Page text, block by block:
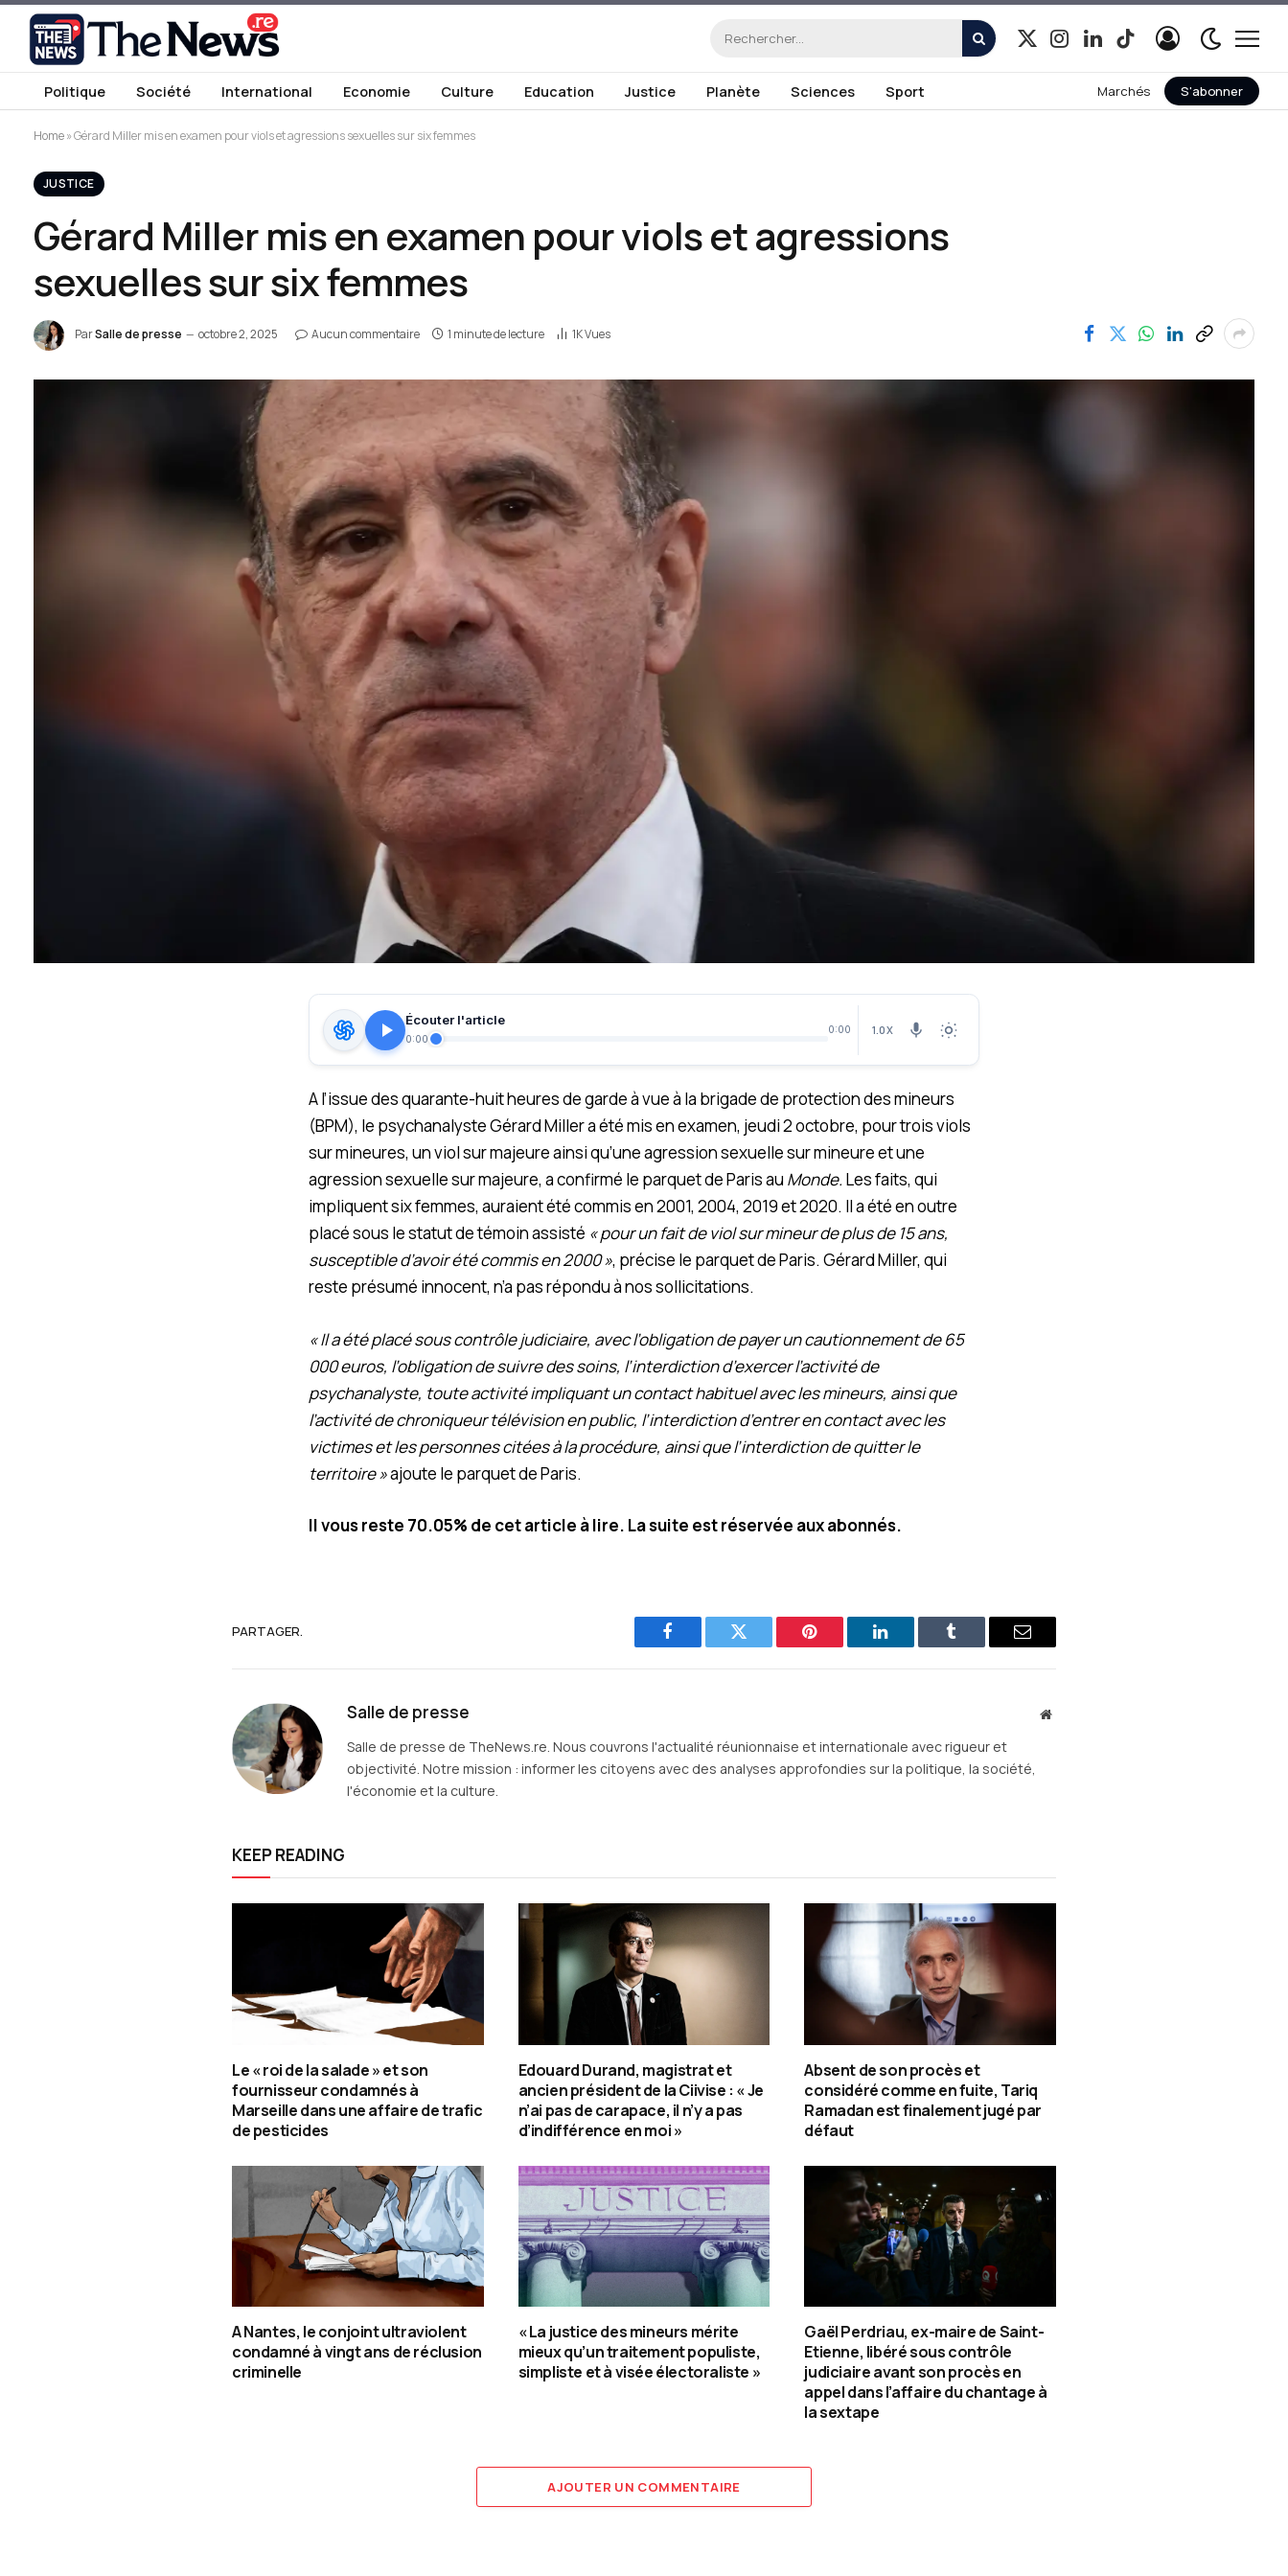
X
Instagram
LinkedInTikTok
Politique Société International Economie Culture Education Justice Planète Sciences Sport Marchés S'abonner
Home»Gérard Miller mis en examen pour viols et agressions sexuelles sur six femmes
JUSTICE
Gérard Miller mis en examen pour viols et agressions
sexuelles sur six femmes
ParSalle de presse octobre 2, 2025 Aucun commentaire 1 minute de lecture 1KVues
Écouter l'article
0:00
0:00 1.0X
A l’issue des quarante-huit heures de garde à vue à la brigade de protection des mineurs
(BPM), le psychanalyste Gérard Miller a été mis en examen, jeudi 2 octobre, pour trois viols
sur mineures, un viol sur majeure ainsi qu’une agression sexuelle sur mineure et une
agression sexuelle sur majeure, a confirmé le parquet de Paris au Monde. Les faits, qui
impliquent six femmes, auraient été commis en 2001, 2004, 2019 et 2020. Il a été en outre
placé sous le statut de témoin assisté « pour un fait de viol sur mineur de plus de 15 ans,
susceptible d’avoir été commis en 2000 », précise le parquet de Paris. Gérard Miller, qui
reste présumé innocent, n’a pas répondu à nos sollicitations.
« Il a été placé sous contrôle judiciaire, avec l’obligation de payer un cautionnement de 65
000 euros, l’obligation de suivre des soins, l’interdiction d’exercer l’activité de
psychanalyste, toute activité impliquant un contact habituel avec les mineurs, ainsi que
l’activité de chroniqueur télévision en public, l’interdiction d’entrer en contact avec les
victimes et les personnes citées à la procédure, ainsi que l’interdiction de quitter le
territoire »ajoute le parquet de Paris.
Il vous reste 70.05% de cet article à lire. La suite est réservée aux abonnés.
PARTAGER.
Facebook Twitter Pinterest LinkedIn Tumblr
E-
Salle de presse
Site
Salle de presse de TheNews.re. Nous couvrons l'actualité réunionnaise et internationale avec rigueur et
objectivité. Notre mission : informer les citoyens avec des analyses approfondies sur la politique, la société,
l'économie et la culture.
KEEP READING
Le « roi de la salade » et son
fournisseur condamnés à
Marseille dans une affaire de trafic
de pesticides
Edouard Durand, magistrat et
ancien président de la Ciivise : « Je
n’ai pas de carapace, il n’y a pas
d’indifférence en moi »
Absent de son procès et
considéré comme en fuite, Tariq
Ramadan est finalement jugé par
défaut
A Nantes, le conjoint ultraviolent
condamné à vingt ans de réclusion
criminelle
« La justice des mineurs mérite
mieux qu’un traitement populiste,
simpliste et à visée électoraliste »
Gaël Perdriau, ex-maire de Saint-
Etienne, libéré sous contrôle
judiciaire avant son procès en
appel dans l’affaire du chantage à
la sextape
AJOUTER UN COMMENTAIRE